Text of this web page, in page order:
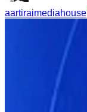
aartiraimediahouse